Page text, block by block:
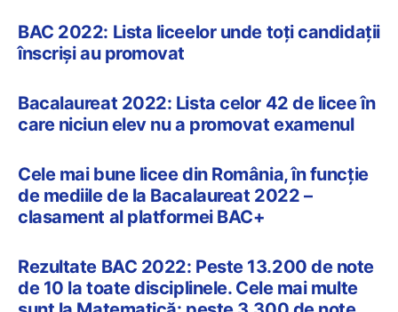
BAC 2022: Lista liceelor unde toți candidații
înscriși au promovat
Bacalaureat 2022: Lista celor 42 de licee în
care niciun elev nu a promovat examenul
Cele mai bune licee din România, în funcție
de mediile de la Bacalaureat 2022 –
clasament al platformei BAC+
Rezultate BAC 2022: Peste 13.200 de note
de 10 la toate disciplinele. Cele mai multe